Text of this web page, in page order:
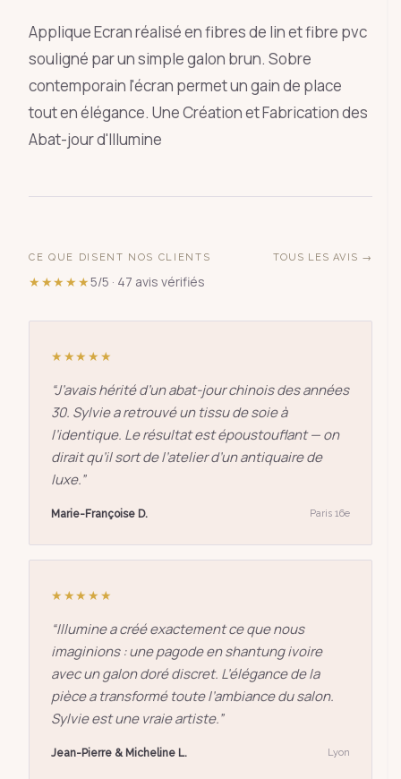
Applique Ecran réalisé en fibres de lin et fibre pvc
souligné par un simple galon brun. Sobre
contemporain l'écran permet un gain de place
tout en élégance. Une Création et Fabrication des
Abat-jour d'Illumine
CE QUE DISENT NOS CLIENTS
★★★★★5/5 · 47 avis vérifiés
TOUS LES AVIS →
★★★★★
“J’avais hérité d’un abat-jour chinois des années
30. Sylvie a retrouvé un tissu de soie à
l’identique. Le résultat est époustouflant — on
dirait qu’il sort de l’atelier d’un antiquaire de
luxe.”
Marie-Françoise D. Paris 16e
★★★★★
“Illumine a créé exactement ce que nous
imaginions : une pagode en shantung ivoire
avec un galon doré discret. L’élégance de la
pièce a transformé toute l’ambiance du salon.
Sylvie est une vraie artiste.”
Jean-Pierre & Micheline L. Lyon